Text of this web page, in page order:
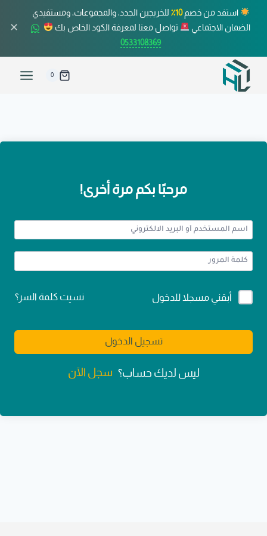
استفد من خصم10٪
للخريجين الجدد، والمجموعات، ومستفيدي
الضمان الاجتماعي
تواصل معنا لمعرفة الكود الخاص بك
0533108369
✕
0
مرحبًا بكم مرة أخرى!
Alternative:
أبقني مسجلا للدخول نسيت كلمة السر؟
تسجيل الدخول
ليس لديك حساب؟ سجل الآن